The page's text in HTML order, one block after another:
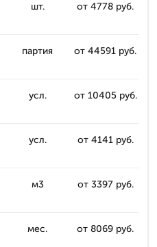
шт. от 4778 руб.
партия от 44591 руб.
усл. от 10405 руб.
усл. от 4141 руб.
м3 от 3397 руб.
мес. от 8069 руб.